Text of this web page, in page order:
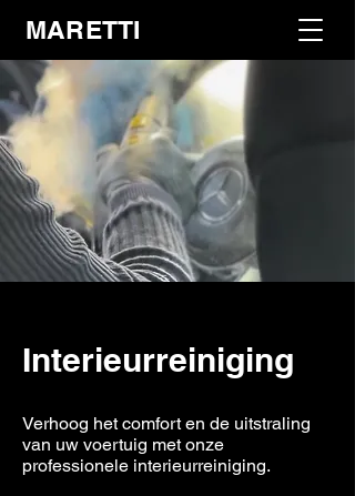
MARETTI
Interieurreiniging
Verhoog het comfort en de uitstraling
van uw voertuig met onze
professionele interieurreiniging.